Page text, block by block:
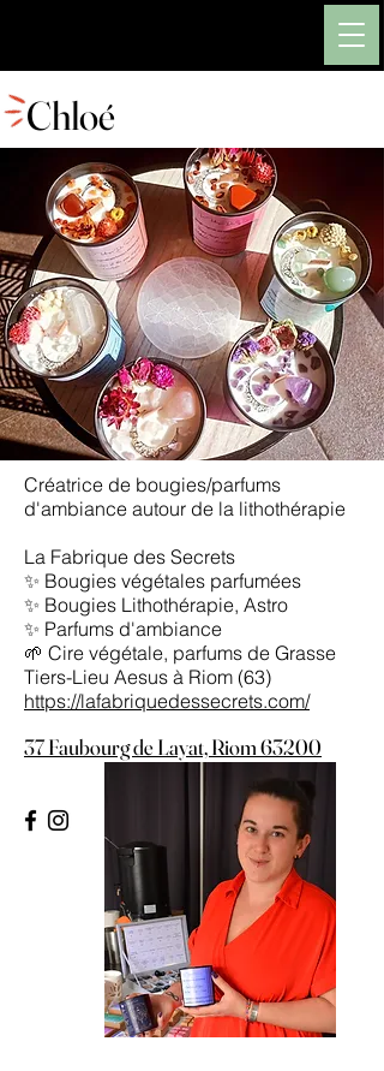
Chloé
Créatrice de bougies/parfums
d'ambiance autour de la lithothérapie
La Fabrique des Secrets
✨ Bougies végétales parfumées
✨ Bougies Lithothérapie, Astro
✨ Parfums d'ambiance
🌱 Cire végétale, parfums de Grasse
Tiers-Lieu Aesus à Riom (63)
https://lafabriquedessecrets.com/
37 Faubourg de Layat, Riom 63200